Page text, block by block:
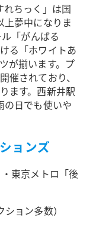
れちっく」は国
上夢中になりま
「がんばる
る「ホワイトあ
が揃います。プ
催されており、
ます。西新井駅
の日でも使いや
ョンズ
東京メトロ「後
ョン多数）